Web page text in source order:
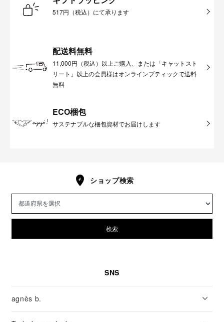
517円（税込）にて承ります
配送料無料
11,000円（税込）以上ご購入、または「キャットスト
リート」以上の会員様はオンラインブティックで送料
無料
ECO梱包
サステナブルな梱包資材でお届けします
ショップ検索
検索
SNS
agnès b.